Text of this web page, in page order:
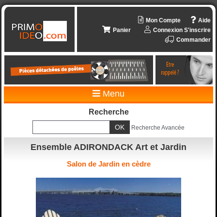
Aide
Mon Compte
Connexion S'inscrire
Panier
Commander
Menu
Recherche
Recherche Avancée
Ensemble ADIRONDACK Art et Jardin
Salon de Jardin en cèdre